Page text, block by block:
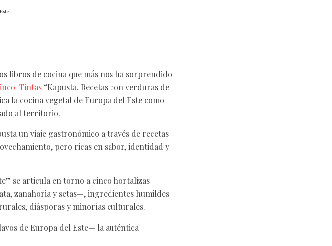
libros de cocina que más nos ha sorprendido
Tintas “Kapusta. Recetas con verduras de
la cocina vegetal de Europa del Este como
al territorio.
un viaje gastronómico a través de recetas
pero ricas en sabor, identidad y
se articula en torno a cinco hortalizas
zanahoria y setas—, ingredientes humildes
diásporas y minorías culturales.
de Europa del Este— la auténtica